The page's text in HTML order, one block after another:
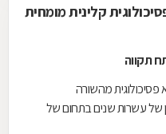
קלינית מומחית
מהשורה
של עשרות שנים בתחום של